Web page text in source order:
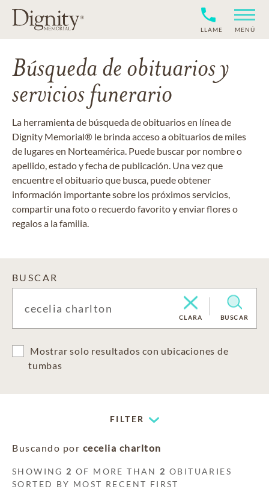
LLAME MENÚ
Búsqueda de obituarios y
servicios funerario
La herramienta de búsqueda de obituarios en línea de
Dignity Memorial® le brinda acceso a obituarios de miles
de lugares en Norteamérica. Puede buscar por nombre o
apellido, estado y fecha de publicación. Una vez que
encuentre el obituario que busca, puede obtener
información importante sobre los próximos servicios,
compartir una foto o recuerdo favorito y enviar flores o
regalos a la familia.
BUSCAR
CLARA BUSCAR
Mostrar solo resultados con ubicaciones de
tumbas
FILTER
Buscando por cecelia charlton
SHOWING 2 OF MORE THAN 2 OBITUARIES
SORTED BY MOST RECENT FIRST